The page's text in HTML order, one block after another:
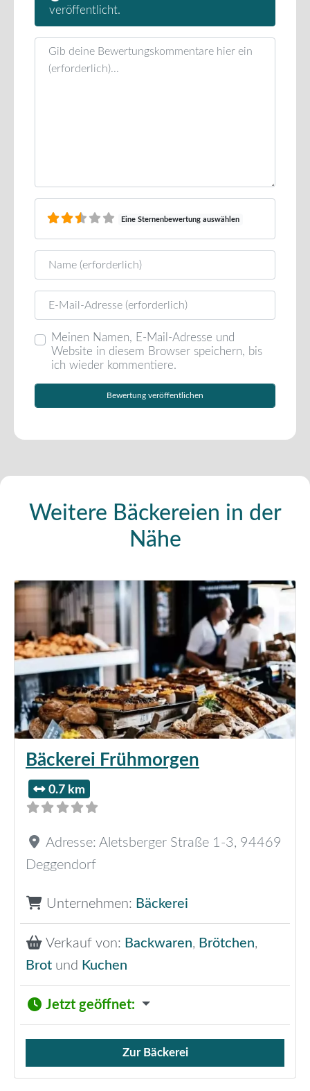
veröffentlicht.
Rezensionstext
Eine Sternenbewertung auswählen
Name
E-Mail
Meinen Namen, E-Mail-Adresse und
Website in diesem Browser speichern, bis
ich wieder kommentiere.
Weitere Bäckereien in der
Nähe
Bäckerei Frühmorgen
0.7 km
Adresse: Aletsberger Straße 1-3, 94469
Deggendorf
Unternehmen: Bäckerei
Verkauf von: Backwaren, Brötchen,
Brot und Kuchen
Jetzt geöffnet:
Verkauf von Brötchen,
Zur Bäckerei